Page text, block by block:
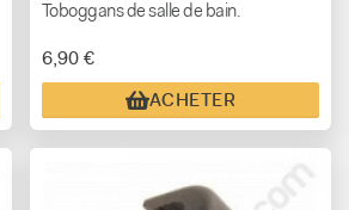
Toboggans de salle de bain.
6,90 €
ACHETER